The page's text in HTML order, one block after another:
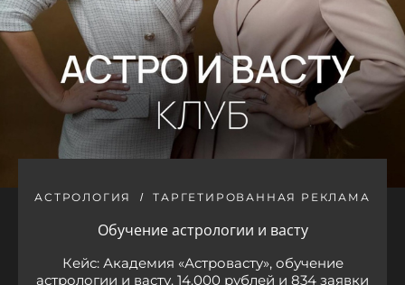
АСТРОЛОГИЯ ТАРГЕТИРОВАННАЯ РЕКЛАМА
Обучение астрологии и васту
Кейс: Академия «Астровасту», обучение
астрологии и васту. 14.000 рублей и 834 заявки